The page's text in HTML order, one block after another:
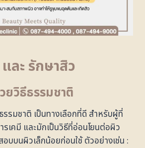
ละ รักษาสิว
ยวิธีธรรมชาติ
รมชาติ เป็นทางเลือกที่ดี สำหรับผู้ที่
เคมี และมักเป็นวิธีที่อ่อนโยนต่อผิว
บบนผิวเล็กน้อยก่อนใช้ ตัวอย่างเช่น :